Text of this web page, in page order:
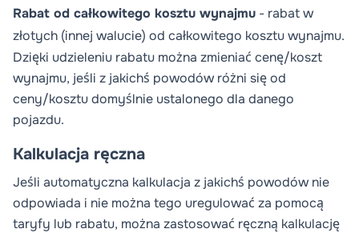
Rabat od całkowitego kosztu wynajmu - rabat w
złotych (innej walucie) od całkowitego kosztu wynajmu.
Dzięki udzieleniu rabatu można zmieniać cenę/koszt
wynajmu, jeśli z jakichś powodów różni się od
ceny/kosztu domyślnie ustalonego dla danego
pojazdu.
Kalkulacja ręczna
Jeśli automatyczna kalkulacja z jakichś powodów nie
odpowiada i nie można tego uregulować za pomocą
taryfy lub rabatu, można zastosować ręczną kalkulację